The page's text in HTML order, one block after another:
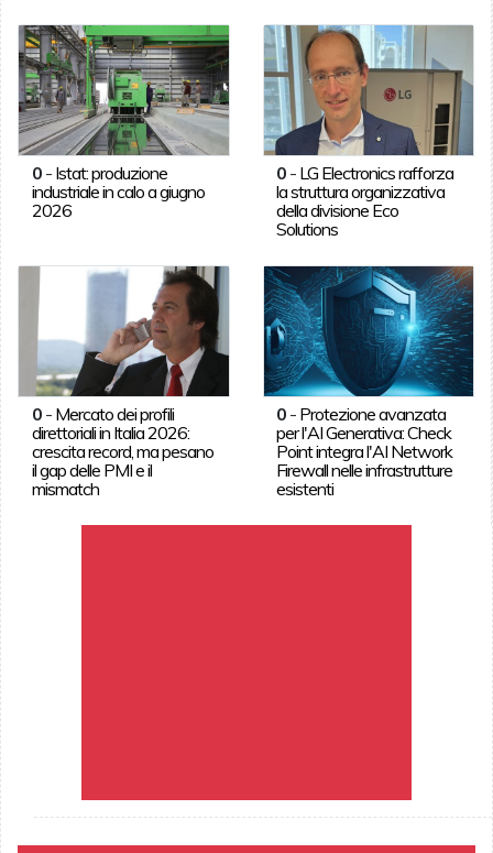
0- Istat: produzione
industriale in calo a giugno
2026
0 - LG Electronics rafforza
la struttura organizzativa
della divisione Eco
Solutions
0- Mercato dei profili
direttoriali in Italia 2026:
crescita record, ma pesano
il gap delle PMI e il
mismatch
0 - Protezione avanzata
per l'AI Generativa: Check
Point integra l'AI Network
Firewall nelle infrastrutture
esistenti